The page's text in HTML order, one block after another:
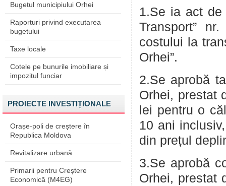
Bugetul municipiului Orhei
Raporturi privind executarea
bugetului
Taxe locale
Cotele pe bunurile imobiliare și
impozitul funciar
PROIECTE INVESTIȚIONALE
Orașe-poli de creștere în
Republica Moldova
Revitalizare urbană
Primarii pentru Creștere
Economică (M4EG)
1.Se ia act de
Transport”
costului la
Orhei”.
2.Se aprobă
Orhei, prestat
lei pentru o
10 ani
din prețul
3.Se aprobă
Orhei, prestat